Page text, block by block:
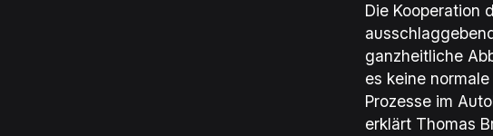
Die Kooperation
ganzheitliche
es keine
Prozesse im
erklärt Thomas